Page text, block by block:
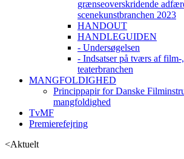
grænseoverskridende
scenekunstbranchen 2023
HANDOUT
HANDLEGUIDEN
- Undersøgelsen
- Indsatser på tværs af film-
teaterbranchen
MANGFOLDIGHED
Princippapir for Danske
mangfoldighed
TvMF
Premierefejring
<Aktuelt